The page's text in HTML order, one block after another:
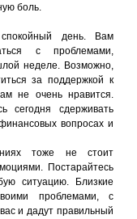
боль.
день. Вам
с проблемами,
неделе. Возможно,
за поддержкой к
не очень нравится.
сегодня сдерживать
вопросах и
тоже не стоит
Постарайтесь
ситуацию. Близкие
проблемами, с
и дадут правильный